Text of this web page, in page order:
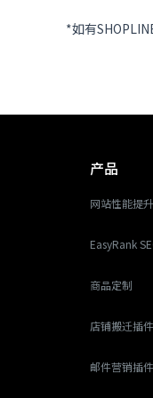
*如有
产品
网站性能提
EasyRank
商品定制
店铺搬迁插件
邮件营销插件